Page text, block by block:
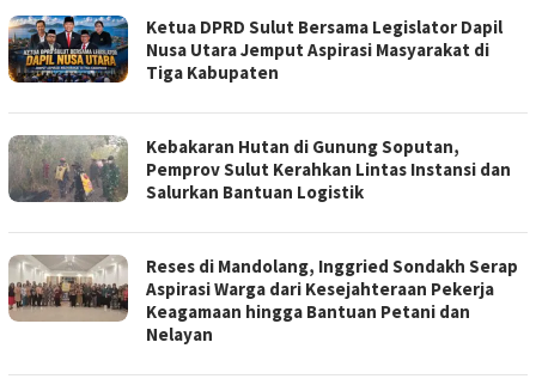
Ketua DPRD Sulut Bersama Legislator Dapil
Nusa Utara Jemput Aspirasi Masyarakat di
Tiga Kabupaten
Kebakaran Hutan di Gunung Soputan,
Pemprov Sulut Kerahkan Lintas Instansi dan
Salurkan Bantuan Logistik
Reses di Mandolang, Inggried Sondakh Serap
Aspirasi Warga dari Kesejahteraan Pekerja
Keagamaan hingga Bantuan Petani dan
Nelayan